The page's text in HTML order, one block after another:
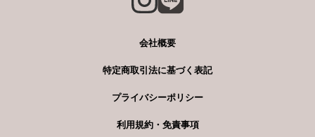
会社概要
特定商取引法に基づく表記
プライバシーポリシー
利用規約・免責事項